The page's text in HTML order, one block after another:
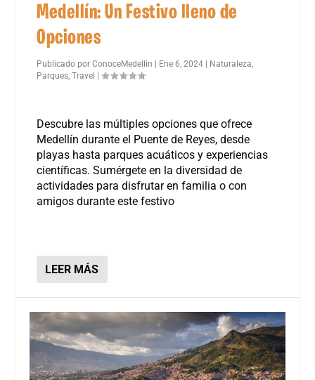
Medellín: Un Festivo lleno de
Opciones
Publicado porConoceMedellin | Ene 6, 2024 | Naturaleza
Parques ,Travel |
Descubre las múltiples opciones que ofrece
Medellín durante el Puente de Reyes, desde
playas hasta parques acuáticos y experiencias
científicas. Sumérgete en la diversidad de
actividades para disfrutar en familia o con
amigos durante este festivo
LEER MÁS